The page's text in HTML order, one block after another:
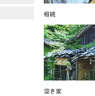
相続
空き家